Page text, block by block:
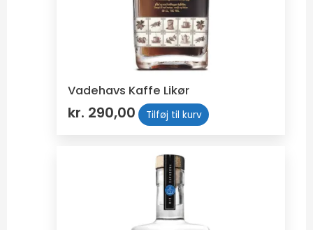
Vadehavs Kaffe Likør
kr. 290,00 Tilføj til kurv